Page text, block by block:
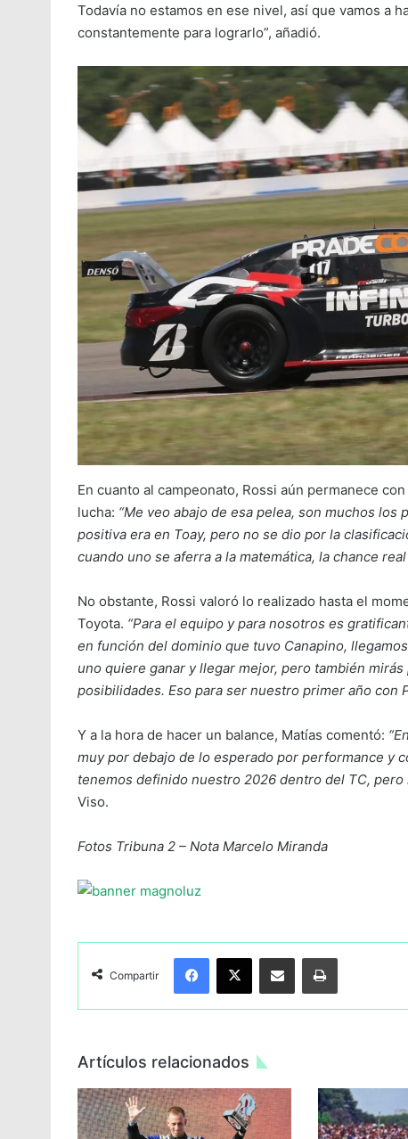
Todavía no estamos en ese nivel, así que vamos a
constantemente para lograrlo”, añadió.
En cuanto al campeonato, Rossi aún permanece
lucha: “Me veo abajo de esa pelea, son muchos
positiva era en Toay, pero no se dio por la
cuando uno se aferra a la matemática, la chance real
No obstante, Rossi valoró lo realizado hasta el
Toyota. “Para el equipo y para nosotros es
en función del dominio que tuvo Canapino,
uno quiere ganar y llegar mejor, pero también
posibilidades. Eso para ser nuestro primer año con
Y a la hora de hacer un balance, Matías comentó:
muy por debajo de lo esperado por performance y
tenemos definido nuestro 2026 dentro del TC, pero
Viso.
Fotos Tribuna 2 – Nota Marcelo Miranda
Compartir
Facebook
X Compartir por Email Imprimir
Artículos relacionados